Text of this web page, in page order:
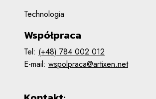
Technologia
Współpraca
Tel: (+48) 784 002 012
E-mail: wspolpraca@artixen.net